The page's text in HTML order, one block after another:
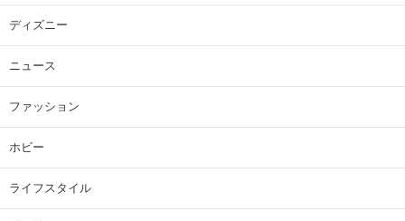
ディズニー
ニュース
ファッション
ホビー
ライフスタイル